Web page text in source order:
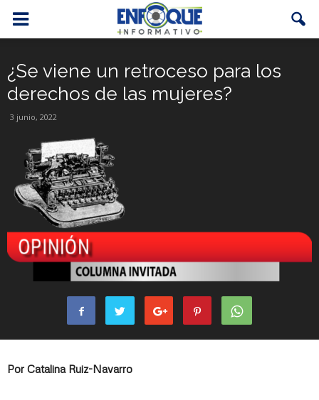
¿Se viene un retroceso para los
derechos de las mujeres?
3 junio, 2022
Por Catalina Ruiz-Navarro